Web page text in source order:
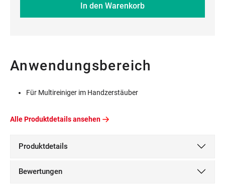
In den Warenkorb
Anwendungsbereich
Für Multireiniger im Handzerstäuber
Alle Produktdetails ansehen
Produktdetails
Bewertungen